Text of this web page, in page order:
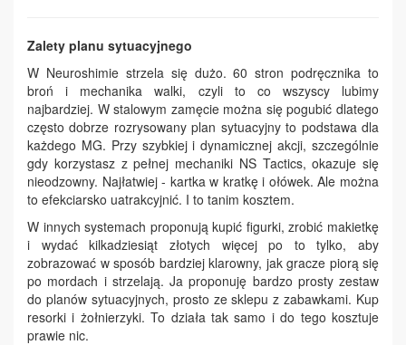
Zalety planu sytuacyjnego
W Neuroshimie strzela się dużo. 60 stron podręcznika to
broń i mechanika walki, czyli to co wszyscy lubimy
najbardziej. W stalowym zamęcie można się pogubić dlatego
często dobrze rozrysowany plan sytuacyjny to podstawa dla
każdego MG. Przy szybkiej i dynamicznej akcji, szczególnie
gdy korzystasz z pełnej mechaniki NS Tactics, okazuje się
nieodzowny. Najłatwiej - kartka w kratkę i ołówek. Ale można
to efekciarsko uatrakcyjnić. I to tanim kosztem.
W innych systemach proponują kupić figurki, zrobić makietkę
i wydać kilkadziesiąt złotych więcej po to tylko, aby
zobrazować w sposób bardziej klarowny, jak gracze piorą się
po mordach i strzelają. Ja proponuję bardzo prosty zestaw
do planów sytuacyjnych, prosto ze sklepu z zabawkami. Kup
resorki i żołnierzyki. To działa tak samo i do tego kosztuje
prawie nic.